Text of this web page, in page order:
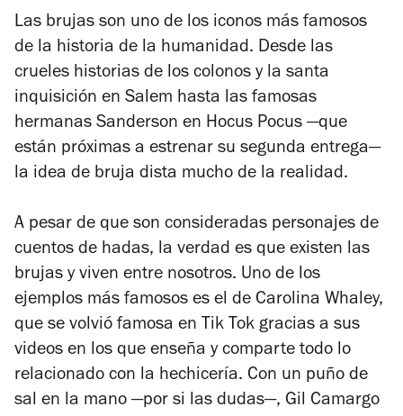
Las brujas son uno de los iconos más famosos
de la historia de la humanidad. Desde las
crueles historias de los colonos y la santa
inquisición en Salem hasta las famosas
hermanas Sanderson en Hocus Pocus —que
están próximas a estrenar su segunda entrega—
la idea de bruja dista mucho de la realidad.
A pesar de que son consideradas personajes de
cuentos de hadas, la verdad es que existen las
brujas y viven entre nosotros. Uno de los
ejemplos más famosos es el de Carolina Whaley,
que se volvió famosa en Tik Tok gracias a sus
videos en los que enseña y comparte todo lo
relacionado con la hechicería. Con un puño de
sal en la mano —por si las dudas—, Gil Camargo